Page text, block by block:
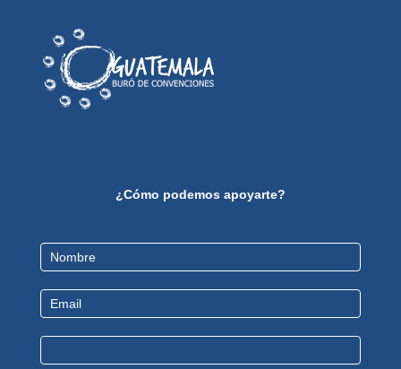
¿Cómo podemos apoyarte?
Contact
Us